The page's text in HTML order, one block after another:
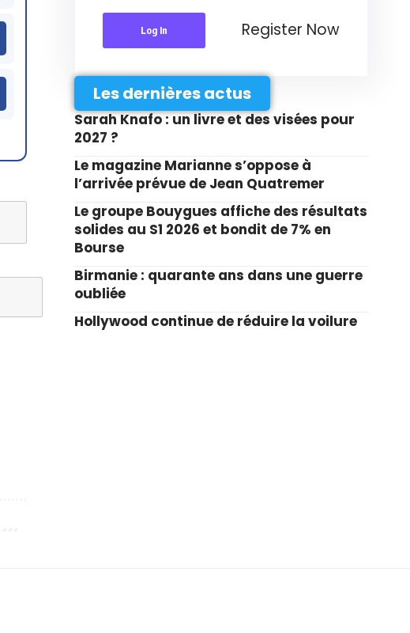
Log In Register Now
Les dernières actus
Sarah Knafo : un livre et des visées pour
2027 ?
Le magazine Marianne s’oppose à
l’arrivée prévue de Jean Quatremer
Le groupe Bouygues affiche des résultats
solides au S1 2026 et bondit de 7% en
Bourse
Birmanie : quarante ans dans une guerre
oubliée
Hollywood continue de réduire la voilure